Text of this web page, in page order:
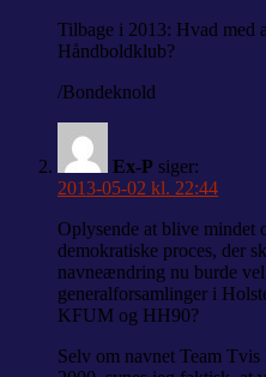
Tilbage i 2013: Hvad med
Håndboldklub?
/Bondeknold
Ex-P siger:
2013-05-02 kl. 22:44
Oplysende at blive mindet
demokratiske proces, der
navneændring nu burde
generalforsamlinger i
KFUM og HH90?
Selv om navnet Team